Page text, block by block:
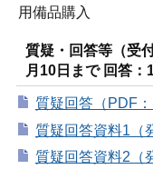
用備品購入
質疑・回答等（受
月10日まで 回答：
質疑回答（PDF：
質疑回答資料1（
質疑回答資料2（